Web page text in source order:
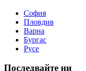
София
Пловдив
Варна
Бургас
Русе
Последвайте ни